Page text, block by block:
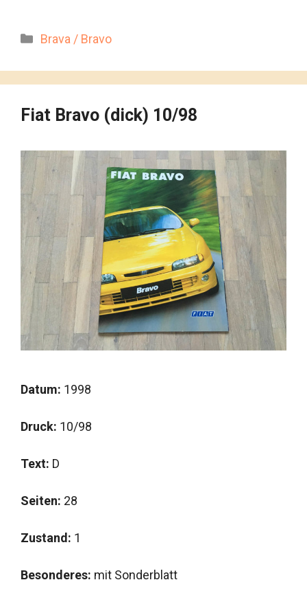
Kategorien
Brava / Bravo
Fiat Bravo (dick) 10/98
Datum: 1998
Druck: 10/98
Text: D
Seiten: 28
Zustand: 1
Besonderes: mit Sonderblatt